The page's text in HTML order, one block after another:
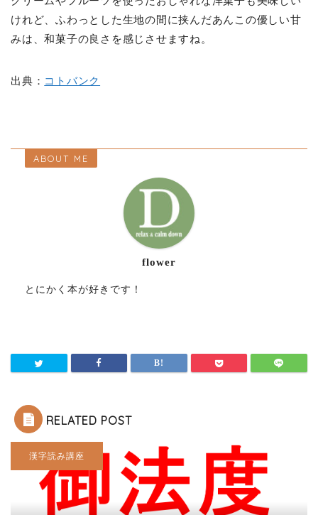
けれど、ふわっとした生地の間に挟んだあんこの優しい甘
みは、和菓子の良さを感じさせますね。
出典： コトバンク
ABOUT ME
flower
とにかく本が好きです！
RELATED POST
漢字読み講座